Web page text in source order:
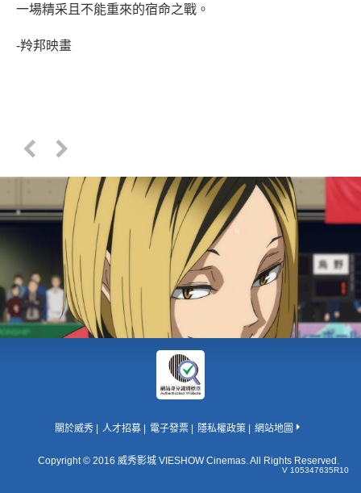
一場精采且不能重來的宿命之戰。
-羚邦映畫
Copyright © 2016 威秀影城 VIESHOW Cinemas. All Rights Reserved.
關於威秀 人才招募 電子發票 隱私權政策 網站地圖
V 105347635R10